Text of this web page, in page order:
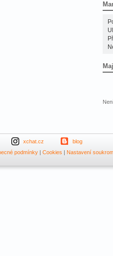
xchat.cz
blog
podmínky| Cookies | Nastavení